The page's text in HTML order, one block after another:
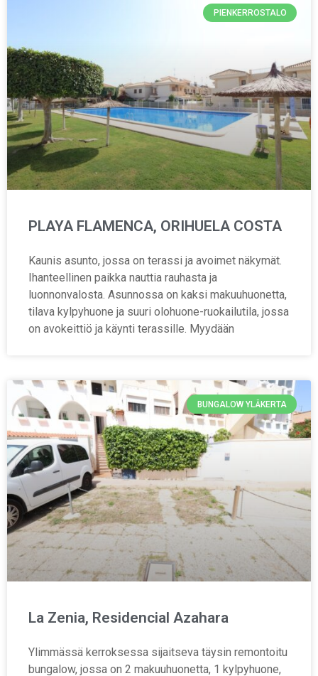
PIENKERROSTALO
PLAYA FLAMENCA, ORIHUELA COSTA
Kaunis asunto, jossa on terassi ja avoimet näkymät.
Ihanteellinen paikka nauttia rauhasta ja
luonnonvalosta. Asunnossa on kaksi makuuhuonetta,
tilava kylpyhuone ja suuri olohuone-ruokailutila, jossa
on avokeittiö ja käynti terassille. Myydään
BUNGALOW YLÄKERTA
La Zenia, Residencial Azahara
Ylimmässä kerroksessa sijaitseva täysin remontoitu
bungalow, jossa on 2 makuuhuonetta, 1 kylpyhuone,